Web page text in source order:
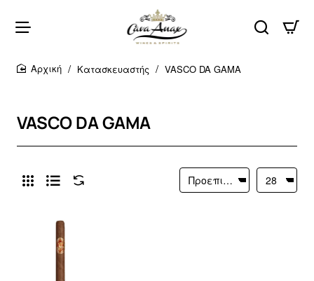
home
Κατασκευαστής VASCO DA GAMA
VASCO DA GAMA